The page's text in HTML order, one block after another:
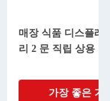
매장 식품 디스플레
리 2 문 직립 상용 냉
가장 좋은 가